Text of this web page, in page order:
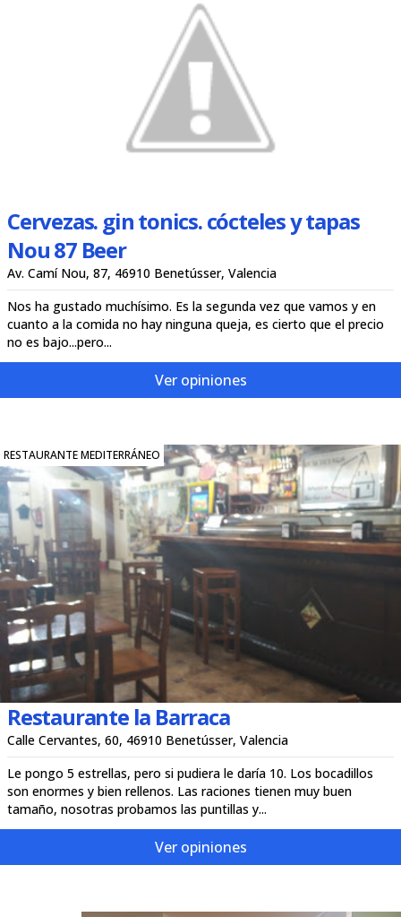
Cervezas. gin tonics. cócteles y tapas
Nou 87 Beer
Av. Camí Nou, 87, 46910 Benetússer, Valencia
Nos ha gustado muchísimo. Es la segunda vez que vamos y en
cuanto a la comida no hay ninguna queja, es cierto que el precio
no es bajo...pero...
Ver opiniones
RESTAURANTE MEDITERRÁNEO
Restaurante la Barraca
Calle Cervantes, 60, 46910 Benetússer, Valencia
Le pongo 5 estrellas, pero si pudiera le daría 10. Los bocadillos
son enormes y bien rellenos. Las raciones tienen muy buen
tamaño, nosotras probamos las puntillas y...
Ver opiniones